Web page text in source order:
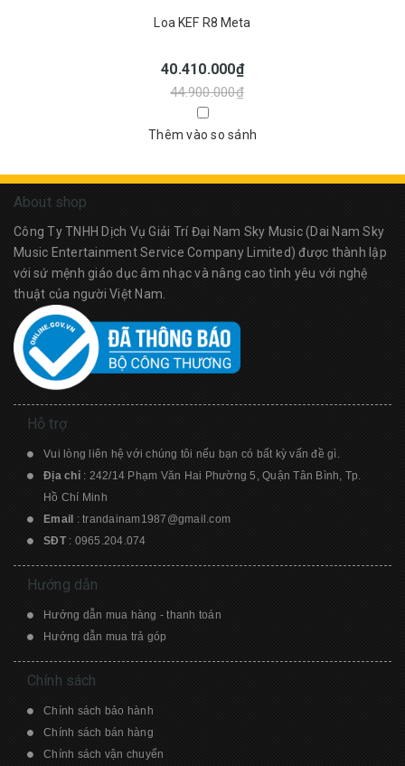
Loa KEF R8 Meta
40.410.000₫
44.900.000₫
Thêm vào so sánh
About shop
Công Ty TNHH Dịch Vụ Giải Trí Đại Nam Sky Music (Dai Nam Sky
Music Entertainment Service Company Limited) được thành lập
với sứ mệnh giáo dục âm nhạc và nâng cao tình yêu với nghệ
thuật của người Việt Nam.
Hỗ trợ
Vui lòng liên hệ với chúng tôi nếu bạn có bất kỳ vấn đề gì.
Địa chỉ : 242/14 Phạm Văn Hai Phường 5, Quận Tân Bình, Tp.
Hồ Chí Minh
Email : trandainam1987@gmail.com
SĐT : 0965.204.074
Hướng dẫn
Hướng dẫn mua hàng - thanh toán
Hướng dẫn mua trả góp
Chính sách
Chính sách bảo hành
Chính sách bán hàng
Chính sách vận chuyển